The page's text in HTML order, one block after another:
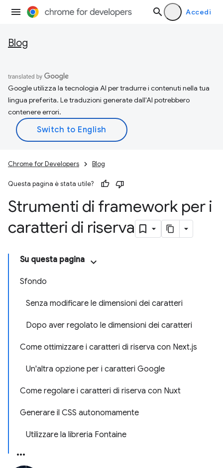
Accedi
Blog
Google utilizza la tecnologia AI per tradurre i contenuti nella tua
lingua preferita. Le traduzioni generate dall'AI potrebbero
contenere errori.
Chrome for Developers Blog
Questa pagina è stata utile?
Strumenti di framework per i
caratteri di riserva
Su questa pagina
Sfondo
Senza modificare le dimensioni dei caratteri
Dopo aver regolato le dimensioni dei caratteri
Come ottimizzare i caratteri di riserva con Next.js
Un'altra opzione per i caratteri Google
Come regolare i caratteri di riserva con Nuxt
Generare il CSS autonomamente
Utilizzare la libreria Fontaine